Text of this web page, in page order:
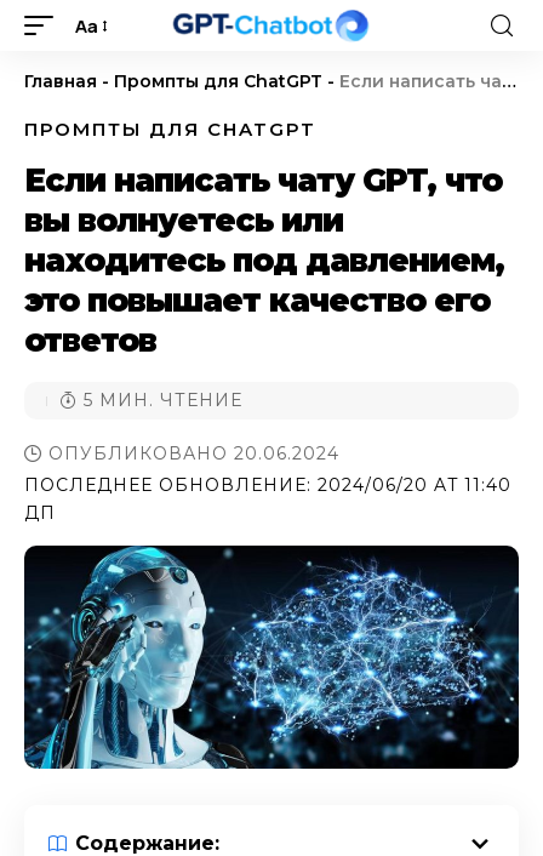
Aa
Главная - Промпты для ChatGPT - Если написать чату GPT, что вы волнуетесь или находитесь под давлением, это повышает качество его ответов
ПРОМПТЫ ДЛЯ CHATGPT
Если написать чату GPT, что
вы волнуетесь или
находитесь под давлением,
это повышает качество его
ответов
ПОСЛЕДНЕЕ ОБНОВЛЕНИЕ: 2024/06/20 AT 11:40
ДП
ОПУБЛИКОВАНО 20.06.2024
5 МИН. ЧТЕНИЕ
Содержание: